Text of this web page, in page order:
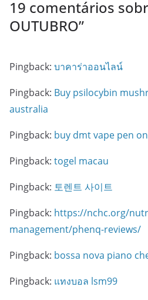
19 comentários
OUTUBRO”
Pingback: บาคาร่าออนไลน์
Pingback: Buy psilocybin
australia
Pingback: buy dmt vape pen
Pingback: togel macau
Pingback: 토렌트 사이트
Pingback: https://nchc.org/
management/phenq-reviews/
Pingback: bossa nova piano
Pingback: แทงบอล lsm99